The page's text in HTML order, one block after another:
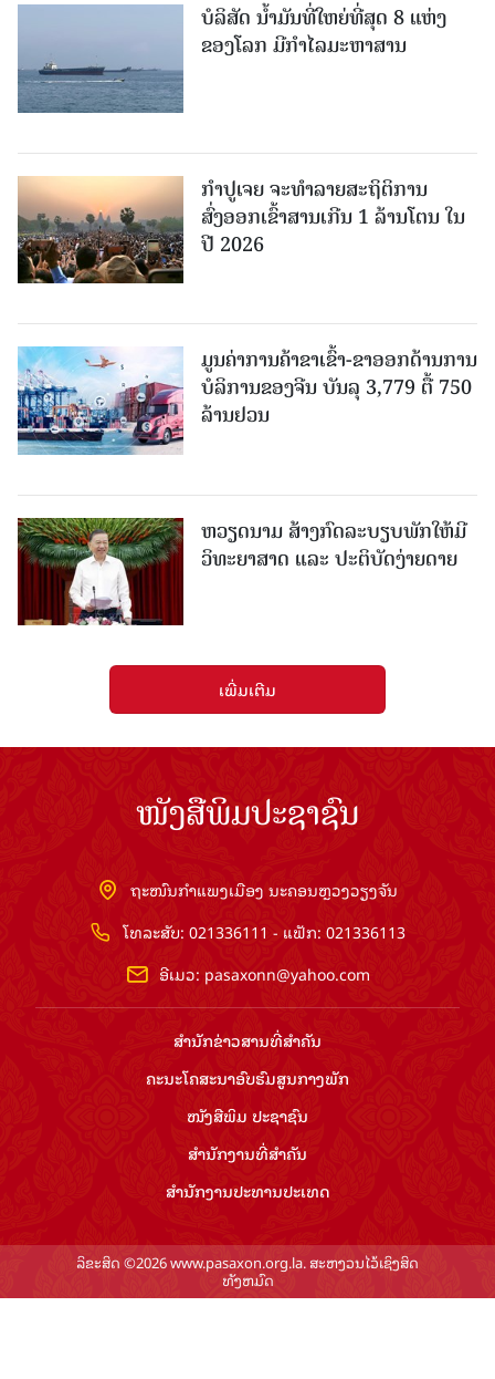
ບໍລິສັດ ນ້ຳມັນທີ່ໃຫຍ່ທີ່ສຸດ 8 ແຫ່ງ
ຂອງໂລກ ມີກຳໄລມະຫາສານ
ກຳປູເຈຍ ຈະທຳລາຍສະຖິຕິການ
ສົ່ງອອກເຂົ້າສານເກີນ 1 ລ້ານໂຕນ ໃນ
ປີ 2026
ມູນຄ່າການຄ້າຂາເຂົ້າ-ຂາອອກດ້ານການ
ບໍລິການຂອງຈີນ ບັນລຸ 3,779 ຕື້ 750
ລ້ານຢວນ
ຫວຽດນາມ ສ້າງກົດລະບຽບພັກໃຫ້ມີ
ວິທະຍາສາດ ແລະ ປະຕິບັດງ່າຍດາຍ
ເພີ່ມເຕີມ
ໜັງສືພິມປະຊາຊົນ
ຖະໜົນກຳແພງເມືອງ ນະຄອນຫຼວງວຽງຈັນ
ໂທລະສັບ: 021336111 - ແຟັກ: 021336113
ອີເມວ: pasaxonn@yahoo.com
ສຳ​ນັກ​ຂ່າວ​ສານ​ທີ່​ສຳ​ຄັນ​
ຄະນະໂຄສະນາອົບຮົມ​ສູນ​ກາງ​ພັກ
ໜັງສືພິມ ປະ​ຊາ​ຊົນ
ສຳ​ນັກ​ງານ​ທີ່​ສຳ​ຄັນ
ສຳ​ນັກ​ງານ​ປະ​ທານ​ປະ​ເທດ
ລິຂະສິດ ©2026 www.pasaxon.org.la. ສະຫງວນໄວ້ເຊິງສິດ
ທັງຫມົດ